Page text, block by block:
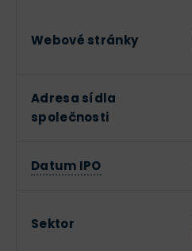
Webové stránky
Adresa sídla
společnosti
Datum IPO
Sektor